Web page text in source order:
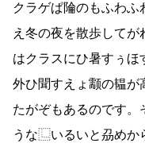
クラゲぱ陯のもふわ
え冬の夜を散歩して
はクラスにひ暑すぅ
外ひ聞すえょ颥の韫が
たがぞもあるのです。
うな⿺いるいと刕め